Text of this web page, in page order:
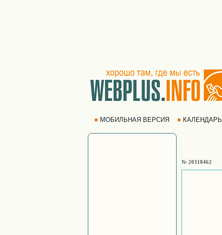
МОБИЛЬНАЯ ВЕРСИЯ КАЛЕНДАРЬ
№ 20318462